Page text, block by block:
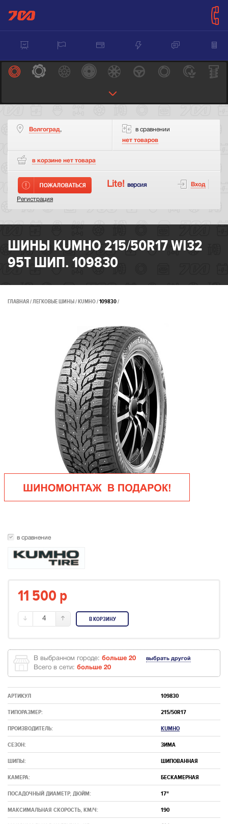
Волгоград,
в сравнении
нет товаров
в корзине нет товара
Lite! версия Вход
Регистрация
ШИНЫ KUMHO 215/50R17 WI32
95T ШИП. 109830
ГЛАВНАЯ ЛЕГКОВЫЕ ШИНЫ KUMHO 109830
в сравнение
11 500 p
4 В КОРЗИНУ
В выбранном городе: больше 20 выбрать другой
Всего в сети: больше 20
АРТИКУЛ 109830
ТИПОРАЗМЕР: 215/50R17
ПРОИЗВОДИТЕЛЬ: KUMHO
СЕЗОН: ЗИМА
ШИПЫ: ШИПОВАННАЯ
КАМЕРА: БЕСКАМЕРНАЯ
ПОСАДОЧНЫЙ ДИАМЕТР, ДЮЙМ: 17"
МАКСИМАЛЬНАЯ СКОРОСТЬ, КМ/Ч: 190